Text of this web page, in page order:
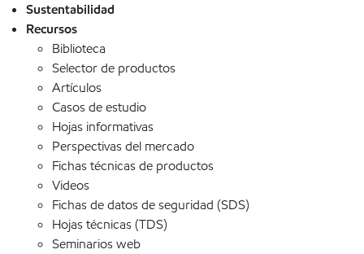
Sustentabilidad
Recursos
Biblioteca
Selector de productos
Artículos
Casos de estudio
Hojas informativas
Perspectivas del mercado
Fichas técnicas de productos
Videos
Fichas de datos de seguridad (SDS)
Hojas técnicas (TDS)
Seminarios web